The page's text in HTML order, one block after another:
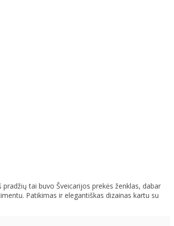
tai buvo Šveicarijos prekės ženklas, dabar
Patikimas ir elegantiškas dizainas kartu su